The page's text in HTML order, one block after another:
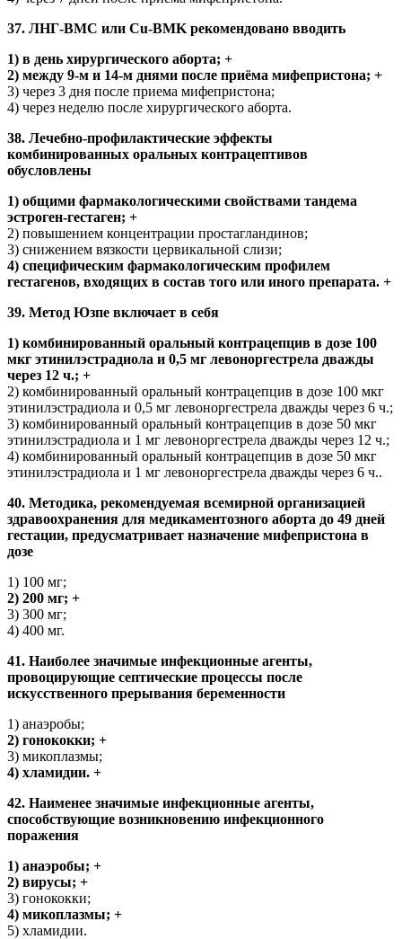
37. ЛНГ-ВМС или Cu-BMK рекомендовано вводить
1) в день хирургического аборта; +
2) между 9-м и 14-м днями после приёма мифепристона; +
3) через 3 дня после приема мифепристона;
4) через неделю после хирургического аборта.
38. Лечебно-профилактические эффекты
комбинированных оральных контрацептивов
обусловлены
1) общими фармакологическими свойствами тандема
эстроген-гестаген; +
2) повышением концентрации простагландинов;
3) снижением вязкости цервикальной слизи;
4) специфическим фармакологическим профилем
гестагенов, входящих в состав того или иного препарата. +
39. Метод Юзпе включает в себя
1) комбинированный оральный контрацепцив в дозе 100
мкг этинилэстрадиола и 0,5 мг левоноргестрела дважды
через 12 ч.; +
2) комбинированный оральный контрацепцив в дозе 100 мкг
этинилэстрадиола и 0,5 мг левоноргестрела дважды через 6 ч.;
3) комбинированный оральный контрацепцив в дозе 50 мкг
этинилэстрадиола и 1 мг левоноргестрела дважды через 12 ч.;
4) комбинированный оральный контрацепцив в дозе 50 мкг
этинилэстрадиола и 1 мг левоноргестрела дважды через 6 ч..
40. Методика, рекомендуемая всемирной организацией
здравоохранения для медикаментозного аборта до 49 дней
гестации, предусматривает назначение мифепристона в
дозе
1) 100 мг;
2) 200 мг; +
3) 300 мг;
4) 400 мг.
41. Наиболее значимые инфекционные агенты,
провоцирующие септические процессы после
искусственного прерывания беременности
1) анаэробы;
2) гонококки; +
3) микоплазмы;
4) хламидии. +
42. Наименее значимые инфекционные агенты,
способствующие возникновению инфекционного
поражения
1) анаэробы; +
2) вирусы; +
3) гонококки;
4) микоплазмы; +
5) хламидии.